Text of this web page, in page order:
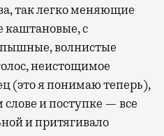
так легко меняющие
каштановые, с
волнистые
неистощимое
(это я понимаю теперь),
и поступке — все
и притягивало